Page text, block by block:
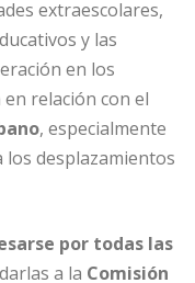
extraescolares,
y las
en los
relación con el
, especialmente
los desplazamientos
por todas las
a la Comisión